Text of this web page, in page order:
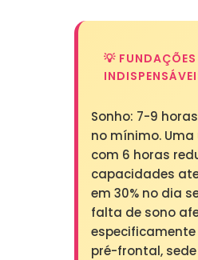
💡 FUNDAÇÕES
Sonho: 7-9
no mínimo.
com 6 horas
capacidades
em 30% no dia
falta de sono
especificamente
pré-frontal,